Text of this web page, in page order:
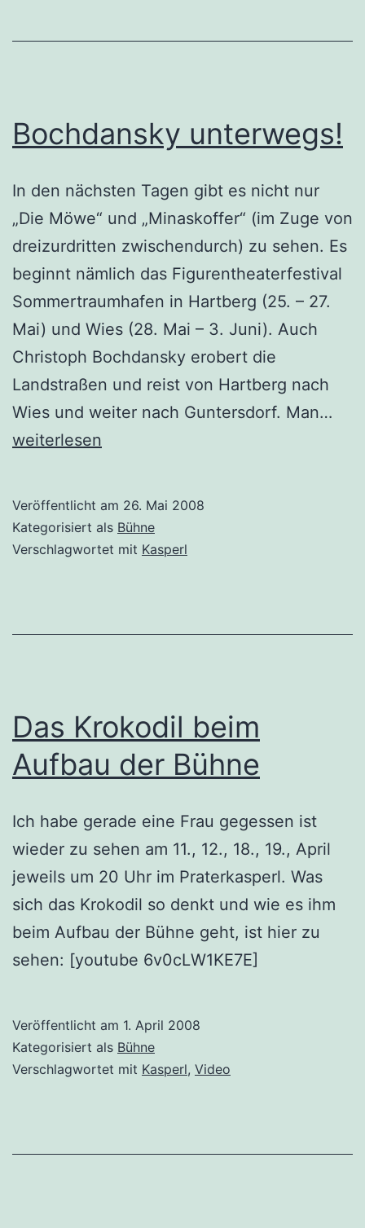
Bochdansky unterwegs!
In den nächsten Tagen gibt es nicht nur
„Die Möwe“ und „Minaskoffer“ (im Zuge von
dreizurdritten zwischendurch) zu sehen. Es
beginnt nämlich das Figurentheaterfestival
Sommertraumhafen in Hartberg (25. – 27.
Mai) und Wies (28. Mai – 3. Juni). Auch
Christoph Bochdansky erobert die
Landstraßen und reist von Hartberg nach
Wies und weiter nach Guntersdorf. Man…
weiterlesen
Veröffentlicht am 26. Mai 2008
Kategorisiert als Bühne
Verschlagwortet mit Kasperl
Das Krokodil beim
Aufbau der Bühne
Ich habe gerade eine Frau gegessen ist
wieder zu sehen am 11., 12., 18., 19., April
jeweils um 20 Uhr im Praterkasperl. Was
sich das Krokodil so denkt und wie es ihm
beim Aufbau der Bühne geht, ist hier zu
sehen: [youtube 6v0cLW1KE7E]
Veröffentlicht am 1. April 2008
Kategorisiert als Bühne
Verschlagwortet mit Kasperl, Video